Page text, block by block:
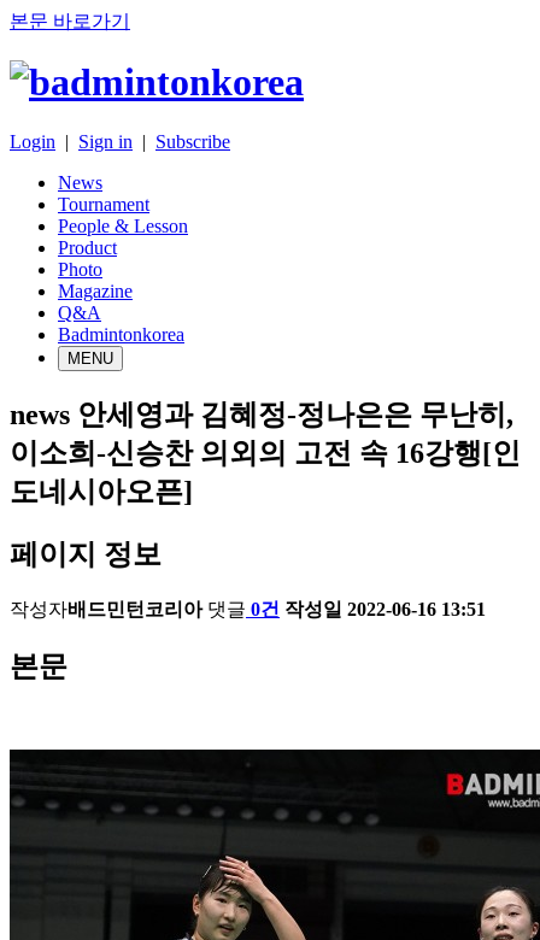
본문 바로가기
Login | Sign in | Subscribe
News
Tournament
People & Lesson
Product
Photo
Magazine
Q&A
Badmintonkorea
MENU
news 안세영과 김혜정-정나은은 무난히,
이소희-신승찬 의외의 고전 속 16강행[인
도네시아오픈]
페이지 정보
작성자배드민턴코리아 댓글 0건 작성일 2022-06-16 13:51
본문